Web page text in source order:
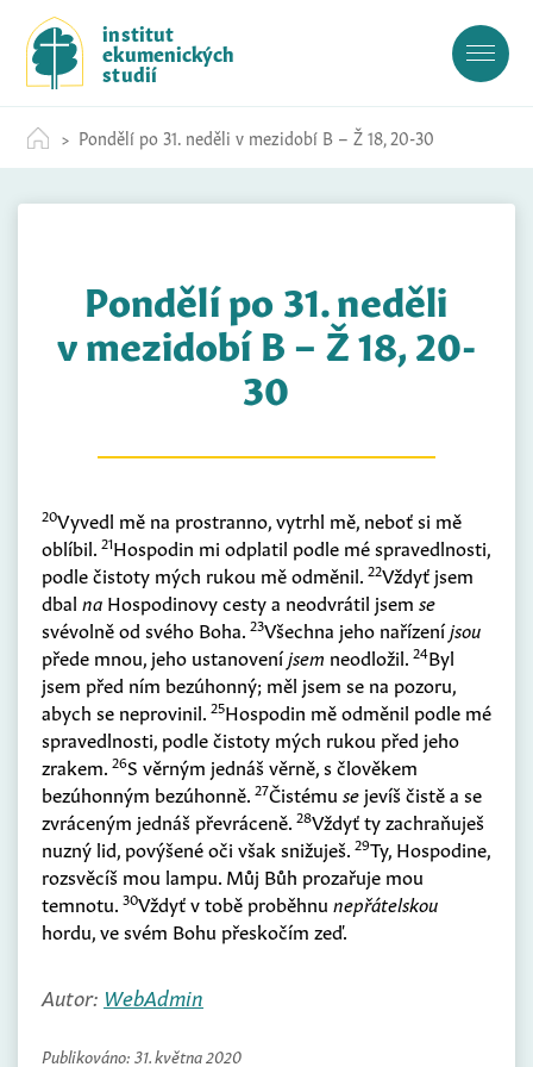
c
institut
ekumenických
studií
Pondělí po 31. neděli v mezidobí B – Ž 18, 20-30
Pondělí po 31. neděli
v mezidobí B – Ž 18, 20-
30
20Vyvedl mě na prostranno, vytrhl mě, neboť si mě
oblíbil. 21Hospodin mi odplatil podle mé spravedlnosti,
podle čistoty mých rukou mě odměnil. 22Vždyť jsem
dbal na Hospodinovy cesty a neodvrátil jsem se
svévolně od svého Boha. 23Všechna jeho nařízeníjsou
přede mnou, jeho ustanoveníjsem neodložil. 24Byl
jsem před ním bezúhonný; měl jsem se na pozoru,
abych se neprovinil. 25Hospodin mě odměnil podle mé
spravedlnosti, podle čistoty mých rukou před jeho
zrakem. 26S věrným jednáš věrně, s člověkem
bezúhonným bezúhonně. 27Čistému se jevíš čistě a se
zvráceným jednáš převráceně. 28Vždyť ty zachraňuješ
nuzný lid, povýšené oči však snižuješ. 29Ty, Hospodine,
rozsvěcíš mou lampu. Můj Bůh prozařuje mou
temnotu. 30Vždyť v tobě proběhnu nepřátelskou
hordu, ve svém Bohu přeskočím zeď.
Autor: WebAdmin
Publikováno: 31. května 2020